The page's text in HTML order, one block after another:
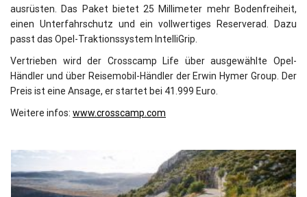
ausrüsten. Das Paket bietet 25 Millimeter mehr Bodenfreiheit,
einen Unterfahrschutz und ein vollwertiges Reserverad. Dazu
passt das Opel-Traktionssystem IntelliGrip.
Vertrieben wird der Crosscamp Life über ausgewählte Opel-
Händler und über Reisemobil-Händler der Erwin Hymer Group. Der
Preis ist eine Ansage, er startet bei 41.999 Euro.
Weitere infos: www.crosscamp.com